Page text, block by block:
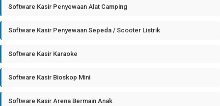
Software Kasir Penyewaan Alat Camping
Software Kasir Penyewaan Sepeda / Scooter Listrik
Software Kasir Karaoke
Software Kasir Bioskop Mini
Software Kasir Arena Bermain Anak